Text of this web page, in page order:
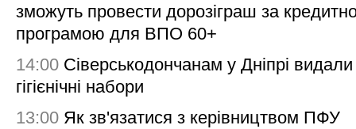
зможуть провести дорозіграш за
програмою для ВПО 60+
14:00 Сіверськодончанам у Дніпрі видали
гігієнічні набори
13:00 Як зв'язатися з керівництвом ПФУ